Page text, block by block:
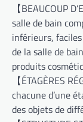
【BEAUCOUP
salle de bain
inférieurs,
de la salle de
produits
【ÉTAGÈRES
chacune d’une
des objets de